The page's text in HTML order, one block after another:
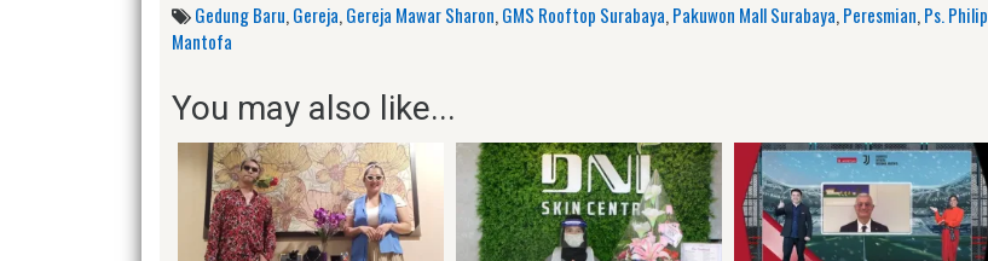
Gedung Baru,Gereja,Gereja Mawar Sharon,GMS Rooftop Surabaya,Pakuwon Mall Surabaya,Peresmian,Ps. Philip
Mantofa
You may also like...